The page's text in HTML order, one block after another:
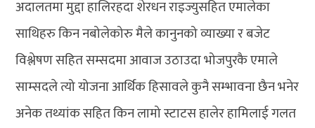
अदालतमा मुद्दा हालिरहदा शेरधन राइज्युसहित एमालेका
साथिहरु किन नबोलेकोरु मैले कानुनको व्याख्या र बजेट
विश्लेषण सहित सम्सदमा आवाज उठाउदा भोजपुरकै एमाले
साम्सदले त्यो योजना आर्थिक हिसावले कुनै सम्भावना छैन भनेर
अनेक तथ्यांक सहित किन लामो स्टाटस हालेर हामिलाई गलत